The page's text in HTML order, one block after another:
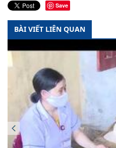
Save
BÀI VIẾT LIÊN QUAN